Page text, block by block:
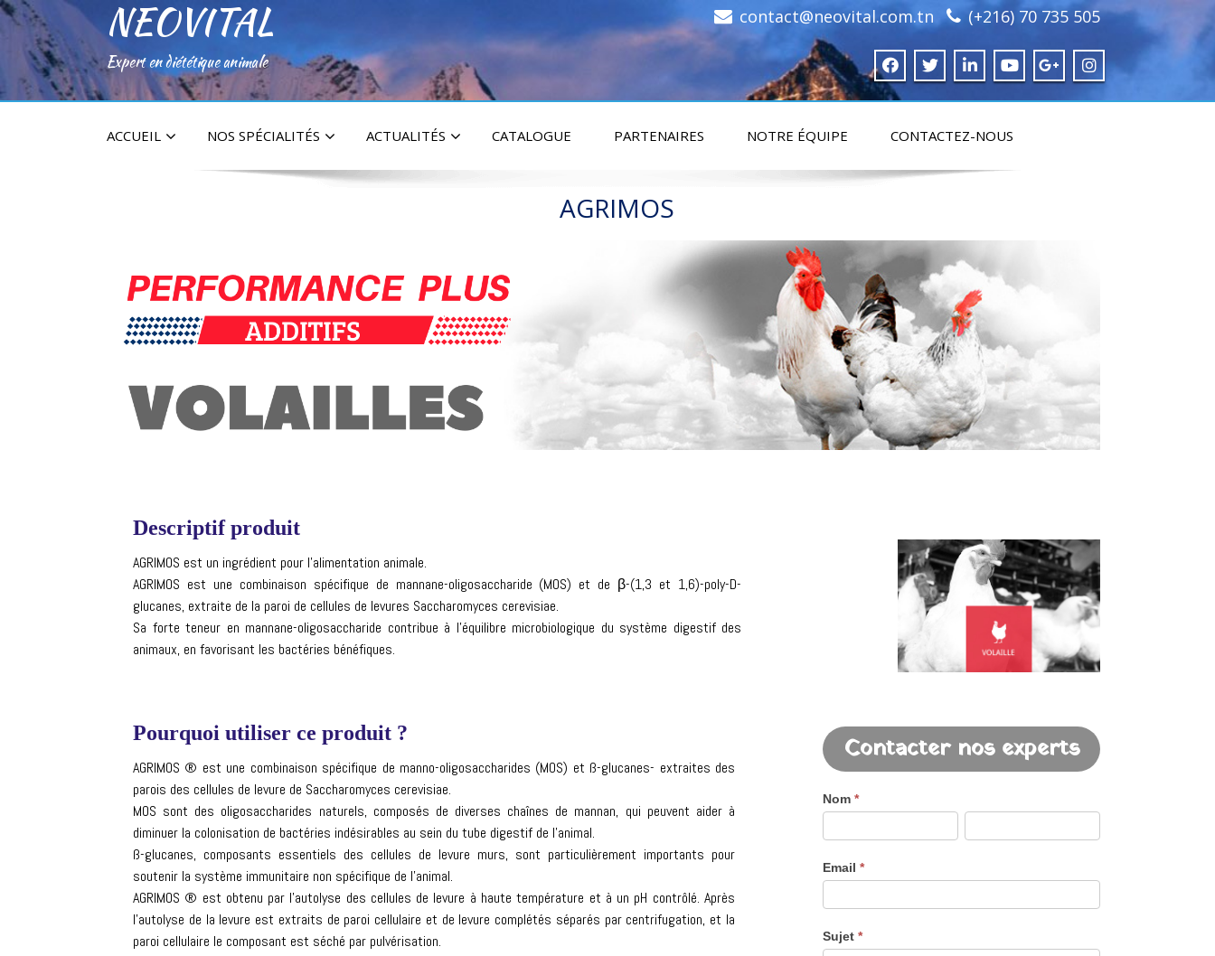
NEOVITAL
Expert en diététique animale
contact@neovital.com.tn (+216) 70 735 505
ACCUEIL NOS SPÉCIALITÉS ACTUALITÉS CATALOGUE PARTENAIRES NOTRE ÉQUIPE CONTACTEZ-NOUS
AGRIMOS
Descriptif produit
AGRIMOS est un ingrédient pour l’alimentation animale.
AGRIMOS est une combinaison spécifique de mannane-oligosaccharide (MOS) et de β-(1,3 et 1,6)-poly-D-
glucanes, extraite de la paroi de cellules de levures Saccharomyces cerevisiae.
Sa forte teneur en mannane-oligosaccharide contribue à l’équilibre microbiologique du système digestif des
animaux, en favorisant les bactéries bénéfiques.
Pourquoi utiliser ce produit ?
AGRIMOS ® est une combinaison spécifique de manno-oligosaccharides (MOS) et ß-glucanes- extraites des
parois des cellules de levure de Saccharomyces cerevisiae.
MOS sont des oligosaccharides naturels, composés de diverses chaînes de mannan, qui peuvent aider à
diminuer la colonisation de bactéries indésirables au sein du tube digestif de l’animal.
ß-glucanes, composants essentiels des cellules de levure murs, sont particulièrement importants pour
soutenir la système immunitaire non spécifique de l’animal.
AGRIMOS ® est obtenu par l’autolyse des cellules de levure à haute température et à un pH contrôlé. Après
l’autolyse de la levure est extraits de paroi cellulaire et de levure complétés séparés par centrifugation, et la
paroi cellulaire le composant est séché par pulvérisation.
Contacter nos experts
Nom *
Email *
Sujet *